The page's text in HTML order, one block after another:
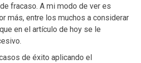
fracaso. A mi modo de ver es
más, entre los muchos a considerar
en el artículo de hoy se le
de éxito aplicando el